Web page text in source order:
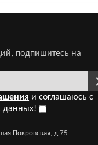
подпишитесь на
и соглашаюсь с
данных!
Покровская, д.75